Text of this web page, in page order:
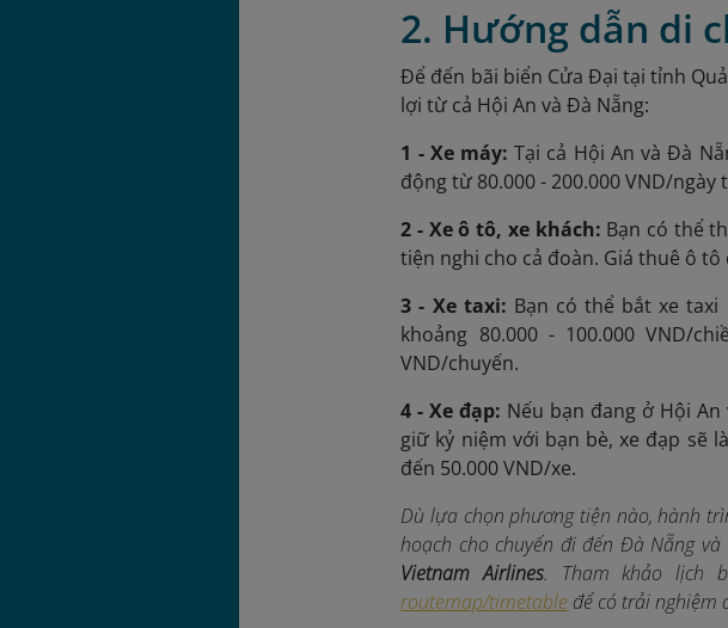
2. Hướng dẫn di
Để đến bãi biển Cửa Đại tại tỉnh
lợi từ cả Hội An và Đà Nẵng:
1 - Xe máy:Tại cả Hội An và Đà
động từ 80.000 - 200.000 VND/
2 - Xe ô tô, xe khách: Bạn có thể
tiện nghi cho cả đoàn. Giá thuê ô tô
3 - Xe taxi: Bạn có thể bắt xe
khoảng 80.000 - 100.000 VND/
VND/chuyến.
4 - Xe đạp: Nếu bạn đang ở Hội
giữ kỷ niệm với bạn bè, xe đạp sẽ
đến 50.000 VND/xe.
Dù lựa chọn phương tiện nào, hành
hoạch cho chuyến đi đến Đà Nẵng
Vietnam Airlines. Tham khảo lịch
routemap/timetable để có trải nghiệm